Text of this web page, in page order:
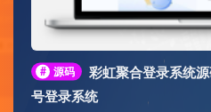
# 源码
彩虹聚合登录系统
号登录系统